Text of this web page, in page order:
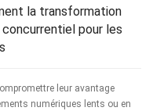
la transformation
pour les
leur avantage
numériques lents ou en